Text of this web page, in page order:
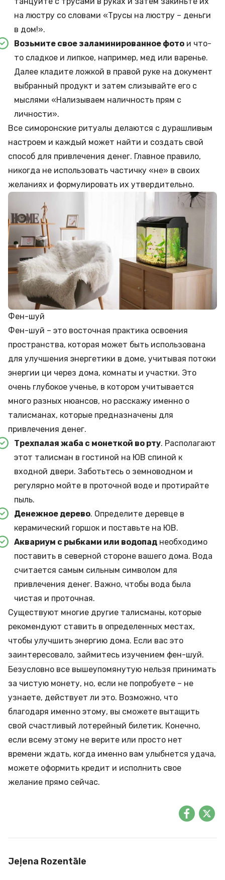
на люстру со словами «Трусы на люстру – деньги
в дом!».
Возьмите свое заламинированное фото и что-
то сладкое и липкое, например, мед или варенье.
Далее кладите ложкой в правой руке на документ
выбранный продукт и затем слизывайте его с
мыслями «Нализываем наличность прям с
личности».
Все симоронские ритуалы делаются с дурашливым
настроем и каждый может найти и создать свой
способ для привлечения денег. Главное правило,
никогда не использовать частичку «не» в своих
желаниях и формулировать их утвердительно.
Фен-шуй
Фен-шуй – это восточная практика освоения
пространства, которая может быть использована
для улучшения энергетики в доме, учитывая потоки
энергии ци через дома, комнаты и участки. Это
очень глубокое ученье, в котором учитывается
много разных нюансов, но расскажу именно о
талисманах, которые предназначены для
привлечения денег.
Трехпалая жаба с монеткой во рту. Располагают
этот талисман в гостиной на ЮВ спиной к
входной двери. Заботьтесь о земноводном и
регулярно мойте в проточной воде и протирайте
пыль.
Денежное дерево. Определите деревце в
керамический горшок и поставьте на ЮВ.
Аквариум с рыбками или водопад необходимо
поставить в северной стороне вашего дома. Вода
считается самым сильным символом для
привлечения денег. Важно, чтобы вода была
чистая и проточная.
Существуют многие другие талисманы, которые
рекомендуют ставить в определенных местах,
чтобы улучшить энергию дома. Если вас это
заинтересовало, займитесь изучением фен-шуй.
Безусловно все вышеупомянутую нельзя принимать
за чистую монету, но, если не попробуете – не
узнаете, действует ли это. Возможно, что
благодаря именно этому, вы сможете вытащить
свой счастливый лотерейный билетик. Конечно,
если всему этому не верите или просто нет
времени ждать, когда именно вам улыбнется удача,
можете оформить кредит и исполнить свое
желание прямо сейчас.
Jeļena Rozentāle